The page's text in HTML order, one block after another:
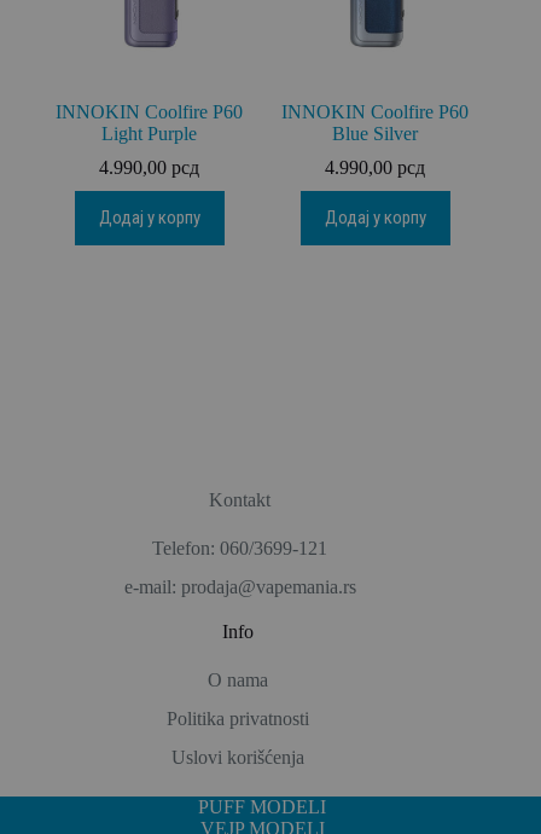
INNOKIN Coolfire P60
Light Purple
4.990,00рсд
Додај у корпу
INNOKIN Coolfire P60
Blue Silver
4.990,00рсд
Додај у корпу
Kontakt
Telefon: 060/3699-121
e-mail: prodaja@vapemania.rs
Info
O nama
Politika privatnosti
Uslovi korišćenja
PUFF MODELI
VEJP MODELI